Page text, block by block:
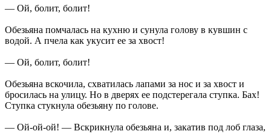
— Ой, болит, болит!
Обезьяна помчалась на кухню и сунула голову в кувшин с
водой. А пчела как укусит ее за хвост!
— Ой, болит, болит!
Обезьяна вскочила, схватилась лапами за нос и за хвост и
бросилась на улицу. Но в дверях ее подстерегала ступка. Бах!
Ступка стукнула обезьяну по голове.
— Ой-ой-ой! — Вскрикнула обезьяна и, закатив под лоб глаза,